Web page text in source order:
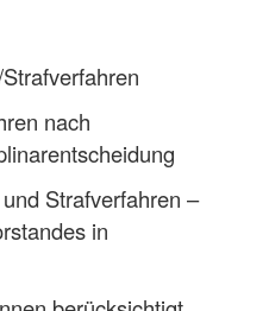
nach
Strafverfahren –
in